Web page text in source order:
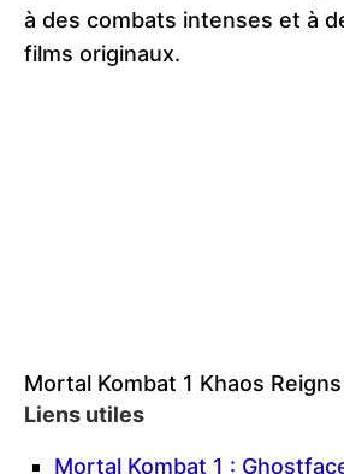
à des combats intenses et à
films originaux.
Mortal Kombat 1 Khaos Reigns
Liens utiles
Mortal Kombat 1 :